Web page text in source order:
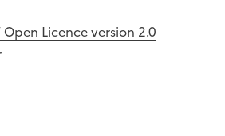
Licence version 2.0